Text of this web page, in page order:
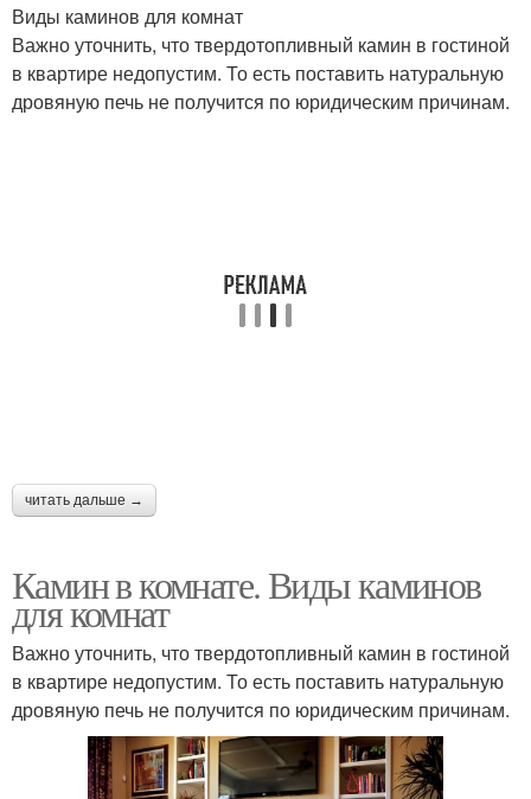
Виды каминов для комнат
Важно уточнить, что твердотопливный камин в гостиной
в квартире недопустим. То есть поставить натуральную
дровяную печь не получится по юридическим причинам.
читать дальше →
Камин в комнате. Виды каминов
для комнат
Важно уточнить, что твердотопливный камин в гостиной
в квартире недопустим. То есть поставить натуральную
дровяную печь не получится по юридическим причинам.